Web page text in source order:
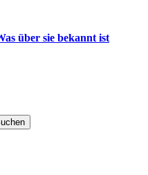
über sie bekannt ist